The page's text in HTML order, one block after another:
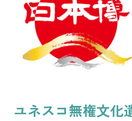
ユネスコ無権文化